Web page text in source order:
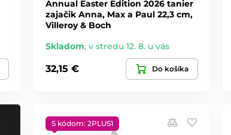
Annual Easter Edition 2026 tanier
zajačik Anna, Max a Paul 22,3 cm,
Villeroy & Boch
Skladom, v stredu 12. 8. u vás
32,15 € Do košíka
S kódom: 2PLUS1